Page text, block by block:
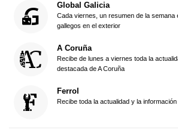
Global Galicia
Cada viernes, un resumen de la semana
gallegos en el exterior
A Coruña
Recibe de lunes a viernes toda la
destacada de A Coruña
Ferrol
Recibe toda la actualidad y la